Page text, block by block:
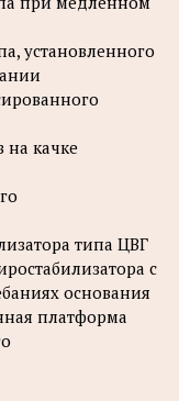
установленного
на качке
типа ЦВГ
с
основания
платформа